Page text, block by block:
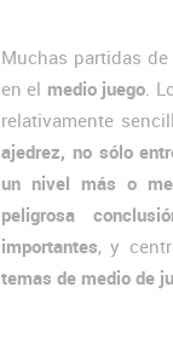
Muchas partidas de
en el medio juego.
relativamente
ajedrez, no sólo
un nivel más o
peligrosa
importantes, y
temas de medio de